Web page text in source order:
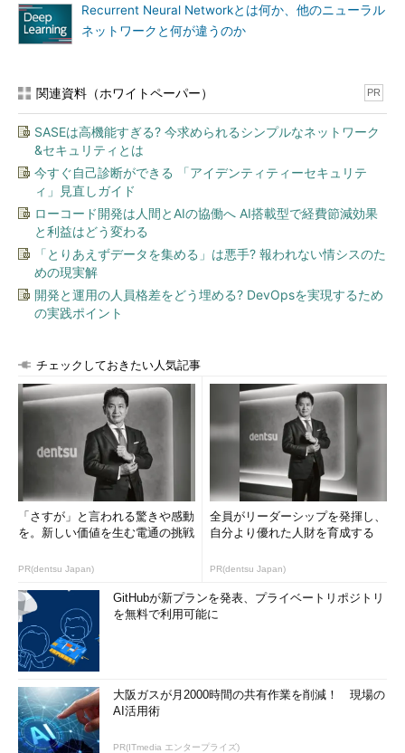
あります。また、分析結果のプレゼンテーションにも便利です。
そのことから、機械学習をやる上でMatplotlibの使い方をある程
度知っておく価値はあると考えます。
実行結果を確認しながら実行できるWebエディタ「Jupyter
Jupyter Notebook
Notebook」と呼ばれていましたが、Python以外の言語にも対応
して今の呼び名になっています。
Jupyter Notebookを起動すると、Webブラウザからアクセス
可能なサーバを起動します。Webブラウザを通して、Pythonの
コードが実行可能な視覚的で直感的なAPIを提供します。インタ
ラクティブに試行を繰り返しながらコードを試すのに適していま
す。そのように試行錯誤した結果を保存して再利用することも簡
単にできます。Markdown形式で整形されたドキュメントを挿入
ンテーションをするのにも適しています。
Jupyter Notebookを気軽に試してみるには、本家サイトでデ
モ用のサーバが公開されていて、コード（ノートブック）のサン
プルも（Python以外にも）いくつか用意されています。
を参照してください。
大規模データ処理を高速に行えるライブラリ「Pandas」
Recurrent Neural Networkとは何か、他のニューラル
ネットワークと何が違うのか
関連資料（ホワイトペーパー） PR
SASEは高機能すぎる? 今求められるシンプルなネットワーク
&セキュリティとは
今すぐ自己診断ができる 「アイデンティティーセキュリテ
ィ」見直しガイド
ローコード開発は人間とAIの協働へ AI搭載型で経費節減効果
と利益はどう変わる
「とりあえずデータを集める」は悪手? 報われない情シスのた
めの現実解
開発と運用の人員格差をどう埋める? DevOpsを実現するため
の実践ポイント
チェックしておきたい人気記事
「さすが」と言われる驚きや感動
を。新しい価値を生む電通の挑戦
PR(dentsu Japan)
全員がリーダーシップを発揮し、
自分より優れた人財を育成する
PR(dentsu Japan)
GitHubが新プランを発表、プライベートリポジトリ
を無料で利用可能に
大阪ガスが月2000時間の共有作業を削減！ 現場の
AI活用術
PR(ITmedia エンタープライズ)